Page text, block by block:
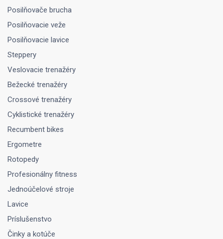
Posilňovače brucha
Posilňovacie veže
Posilňovacie lavice
Steppery
Veslovacie trenažéry
Bežecké trenažéry
Crossové trenažéry
Cyklistické trenažéry
Recumbent bikes
Ergometre
Rotopedy
Profesionálny fitness
Jednoúčelové stroje
Lavice
Príslušenstvo
Činky a kotúče